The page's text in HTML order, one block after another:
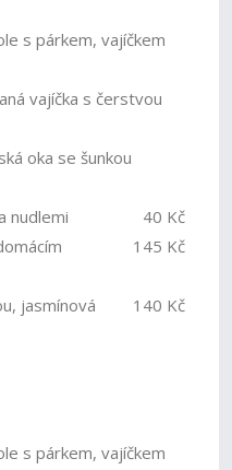
s párkem, vajíčkem
vajíčka s čerstvou
oka se šunkou
nudlemi
40 Kč
145 Kč
jasmínová
140 Kč
s párkem, vajíčkem